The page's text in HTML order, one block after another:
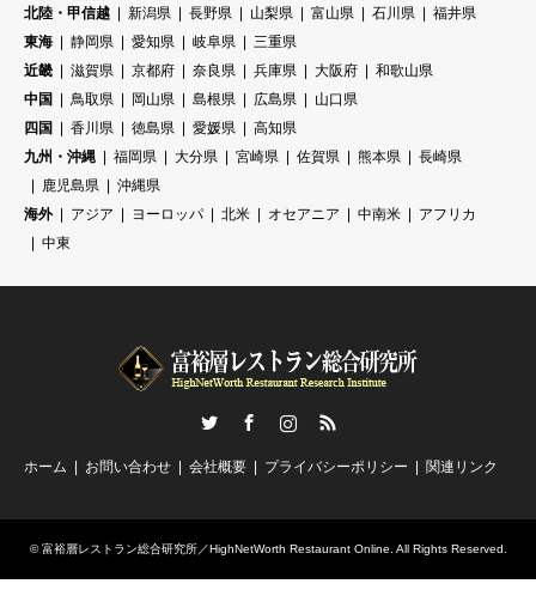
北陸・甲信越
新潟県 長野県 山梨県 富山県 石川県
福井県
東海
静岡県 愛知県 岐阜県
三重県
近畿
滋賀県 京都府 奈良県 兵庫県 大阪府
和歌山県
中国
鳥取県 岡山県 島根県 広島県
山口県
四国
香川県 徳島県 愛媛県
高知県
九州・沖縄
福岡県 大分県 宮崎県 佐賀県 熊本県
長崎県
鹿児島県
沖縄県
海外
アジア ヨーロッパ 北米 オセアニア 中南米
アフリカ
中東
RSS
ホーム お問い合わせ 会社概要 プライバシーポリシー 関連リンク
©富裕層レストラン総合研究所／HighNetWorth Restaurant Online . All Rights Reserved.